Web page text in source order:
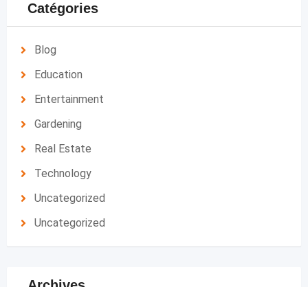
Catégories
Blog
Education
Entertainment
Gardening
Real Estate
Technology
Uncategorized
Uncategorized